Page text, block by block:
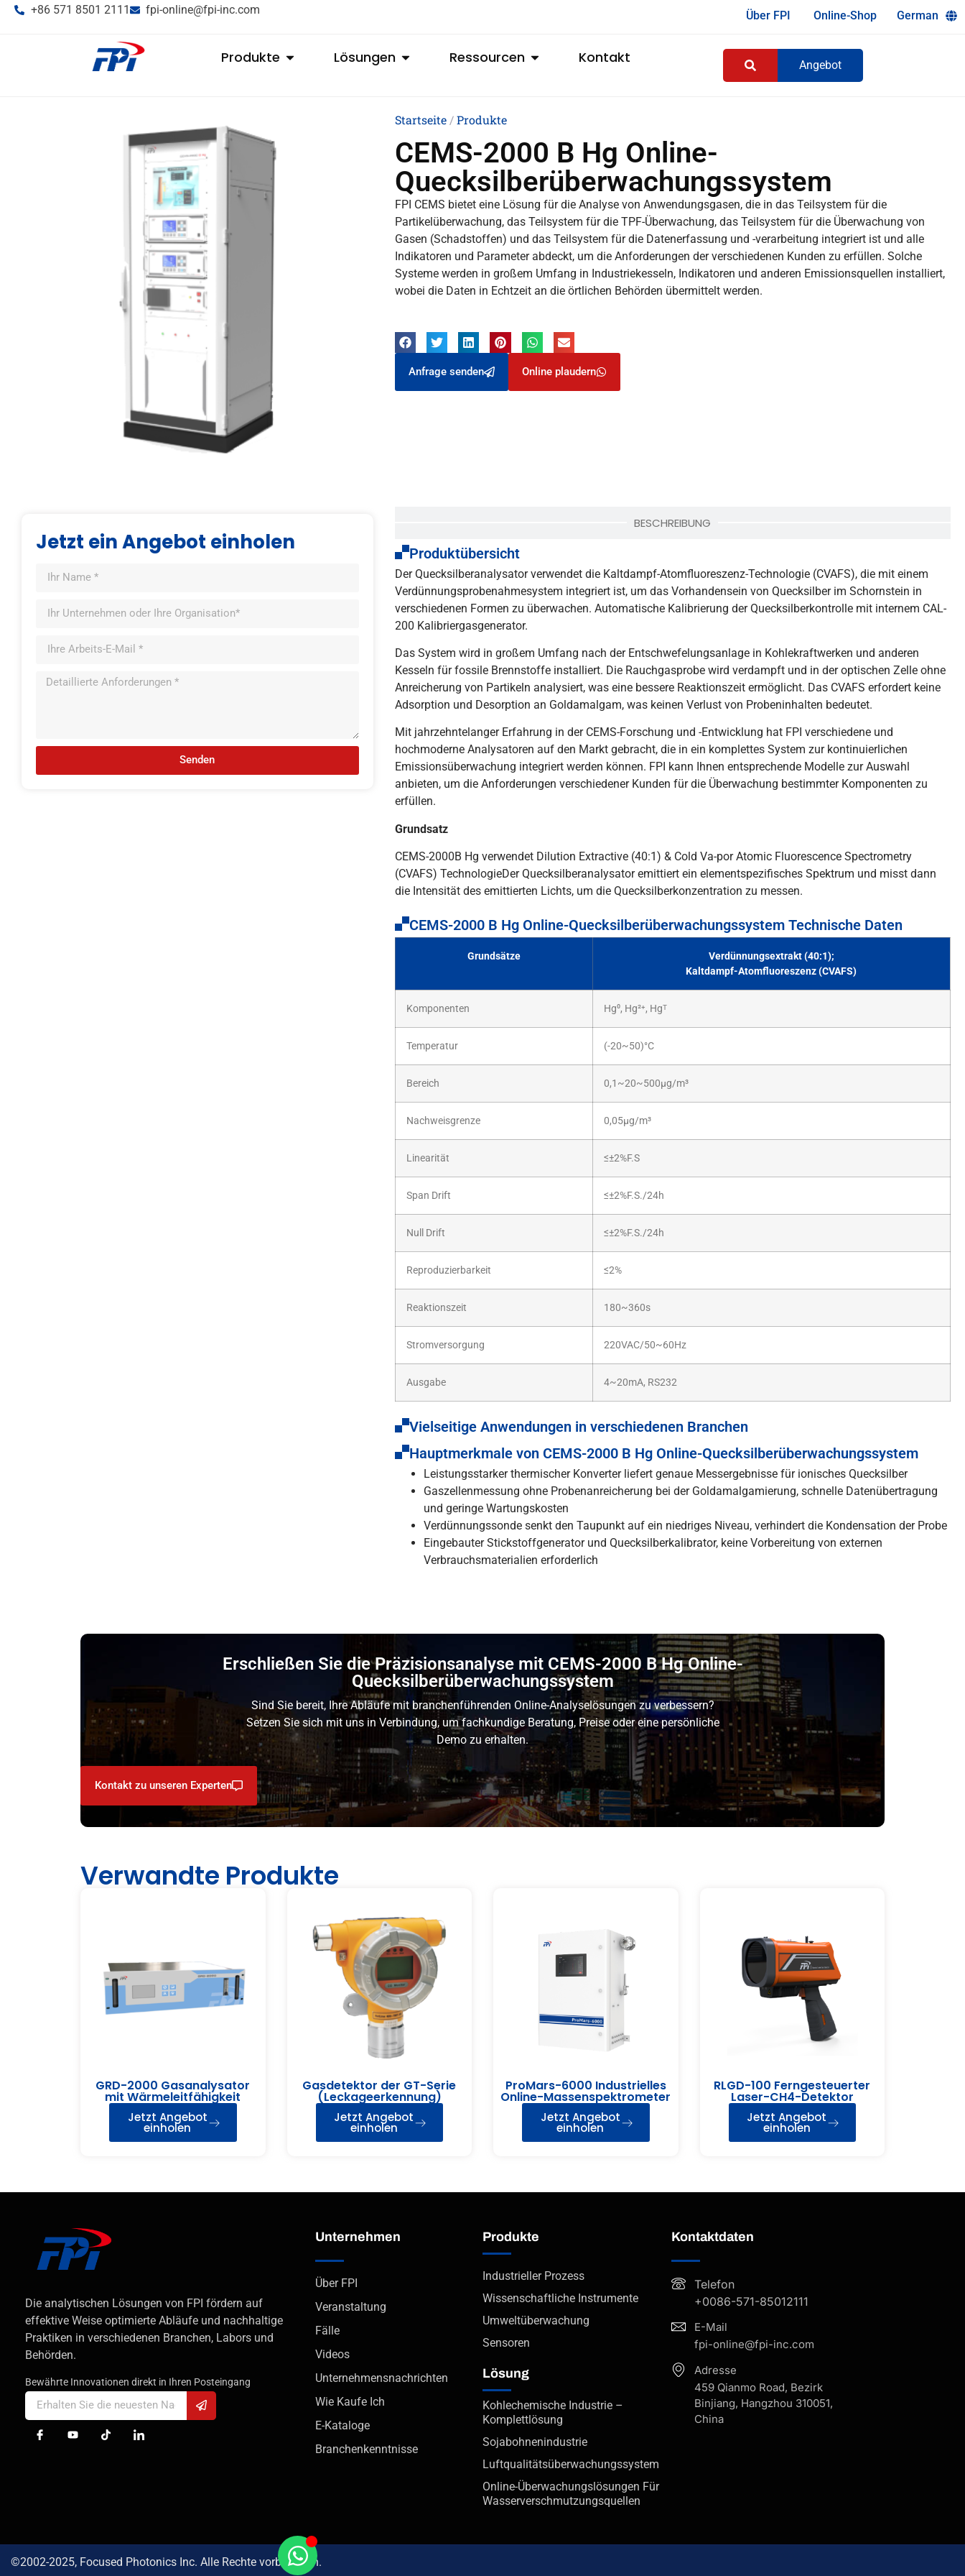
+86 571 8501 2111 fpi-online@fpi-inc.com Über FPI Online-Shop German
Produkte Lösungen Ressourcen Kontakt Angebot
Startseite/Produkte
CEMS-2000 B Hg Online-
Quecksilberüberwachungssystem
FPI CEMS bietet eine Lösung für die Analyse von Anwendungsgasen, die in das Teilsystem für die
Partikelüberwachung, das Teilsystem für die TPF-Überwachung, das Teilsystem für die Überwachung von
Gasen (Schadstoffen) und das Teilsystem für die Datenerfassung und -verarbeitung integriert ist und alle
Indikatoren und Parameter abdeckt, um die Anforderungen der verschiedenen Kunden zu erfüllen. Solche
Systeme werden in großem Umfang in Industriekesseln, Indikatoren und anderen Emissionsquellen installiert,
wobei die Daten in Echtzeit an die örtlichen Behörden übermittelt werden.
Anfrage senden Online plaudern
Jetzt ein Angebot einholen
Senden
BESCHREIBUNG
Produktübersicht
Der Quecksilberanalysator verwendet die Kaltdampf-Atomfluoreszenz-Technologie (CVAFS), die mit einem
Verdünnungsprobenahmesystem integriert ist, um das Vorhandensein von Quecksilber im Schornstein in
verschiedenen Formen zu überwachen. Automatische Kalibrierung der Quecksilberkontrolle mit internem CAL-
200 Kalibriergasgenerator.
Das System wird in großem Umfang nach der Entschwefelungsanlage in Kohlekraftwerken und anderen
Kesseln für fossile Brennstoffe installiert. Die Rauchgasprobe wird verdampft und in der optischen Zelle ohne
Anreicherung von Partikeln analysiert, was eine bessere Reaktionszeit ermöglicht. Das CVAFS erfordert keine
Adsorption und Desorption an Goldamalgam, was keinen Verlust von Probeninhalten bedeutet.
Mit jahrzehntelanger Erfahrung in der CEMS-Forschung und -Entwicklung hat FPI verschiedene und
hochmoderne Analysatoren auf den Markt gebracht, die in ein komplettes System zur kontinuierlichen
Emissionsüberwachung integriert werden können. FPI kann Ihnen entsprechende Modelle zur Auswahl
anbieten, um die Anforderungen verschiedener Kunden für die Überwachung bestimmter Komponenten zu
erfüllen.
Grundsatz
CEMS-2000B Hg verwendet Dilution Extractive (40:1) & Cold Va-por Atomic Fluorescence Spectrometry
(CVAFS) TechnologieDer Quecksilberanalysator emittiert ein elementspezifisches Spektrum und misst dann
die Intensität des emittierten Lichts, um die Quecksilberkonzentration zu messen.
CEMS-2000 B Hg Online-Quecksilberüberwachungssystem Technische Daten
Grundsätze
Verdünnungsextrakt (40:1);
Kaltdampf-Atomfluoreszenz (CVAFS)
Komponenten Hg⁰, Hg²⁺, Hgᵀ
Temperatur (-20~50)°C
Bereich 0,1~20~500μg/m³
Nachweisgrenze 0,05μg/m³
Linearität ≤±2%F.S
Span Drift ≤±2%F.S./24h
Null Drift ≤±2%F.S./24h
Reproduzierbarkeit ≤2%
Reaktionszeit 180~360s
Stromversorgung 220VAC/50~60Hz
Ausgabe 4~20mA, RS232
Vielseitige Anwendungen in verschiedenen Branchen
Hauptmerkmale von CEMS-2000 B Hg Online-Quecksilberüberwachungssystem
Leistungsstarker thermischer Konverter liefert genaue Messergebnisse für ionisches Quecksilber
Gaszellenmessung ohne Probenanreicherung bei der Goldamalgamierung, schnelle Datenübertragung
und geringe Wartungskosten
Verdünnungssonde senkt den Taupunkt auf ein niedriges Niveau, verhindert die Kondensation der Probe
Eingebauter Stickstoffgenerator und Quecksilberkalibrator, keine Vorbereitung von externen
Verbrauchsmaterialien erforderlich
Erschließen Sie die Präzisionsanalyse mit CEMS-2000 B Hg Online-
Quecksilberüberwachungssystem
Sind Sie bereit, Ihre Abläufe mit branchenführenden Online-Analyselösungen zu verbessern?
Setzen Sie sich mit uns in Verbindung, um fachkundige Beratung, Preise oder eine persönliche
Demo zu erhalten.
Kontakt zu unseren Experten
Verwandte Produkte
GRD-2000 Gasanalysator
mit Wärmeleitfähigkeit
Jetzt Angebot
einholen
Gasdetektor der GT-Serie
(Leckageerkennung)
Jetzt Angebot
einholen
ProMars-6000 Industrielles
Online-Massenspektrometer
Jetzt Angebot
einholen
RLGD-100 Ferngesteuerter
Laser-CH4-Detektor
Jetzt Angebot
einholen
Die analytischen Lösungen von FPI fördern auf
effektive Weise optimierte Abläufe und nachhaltige
Praktiken in verschiedenen Branchen, Labors und
Behörden.
Bewährte Innovationen direkt in Ihren Posteingang
Unternehmen
Über FPI
Veranstaltung
Fälle
Videos
Unternehmensnachrichten
Wie Kaufe Ich
E-Kataloge
Branchenkenntnisse
Produkte
Industrieller Prozess
Wissenschaftliche Instrumente
Umweltüberwachung
Sensoren
Lösung
Kohlechemische Industrie –
Komplettlösung
Sojabohnenindustrie
Luftqualitätsüberwachungssystem
Online-Überwachungslösungen Für
Wasserverschmutzungsquellen
Kontaktdaten
Telefon
+0086-571-85012111
E-Mail
fpi-online@fpi-inc.com
Adresse
459 Qianmo Road, Bezirk
Binjiang, Hangzhou 310051,
China
©2002-2025, Focused Photonics Inc. Alle Rechte vorbehalten.